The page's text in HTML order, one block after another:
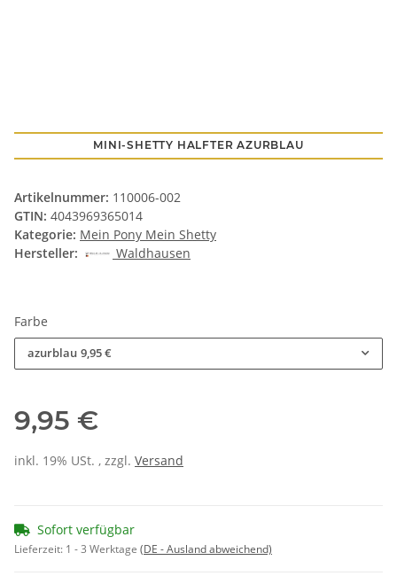
MINI-SHETTY HALFTER AZURBLAU
Artikelnummer: 110006-002
GTIN: 4043969365014
Kategorie: Mein Pony Mein Shetty
Hersteller:
Waldhausen
Farbe
azurblau 9,95 €
9,95 €
inkl. 19% USt. , zzgl. Versand
Sofort verfügbar
Lieferzeit: 1 - 3 Werktage (DE - Ausland abweichend)